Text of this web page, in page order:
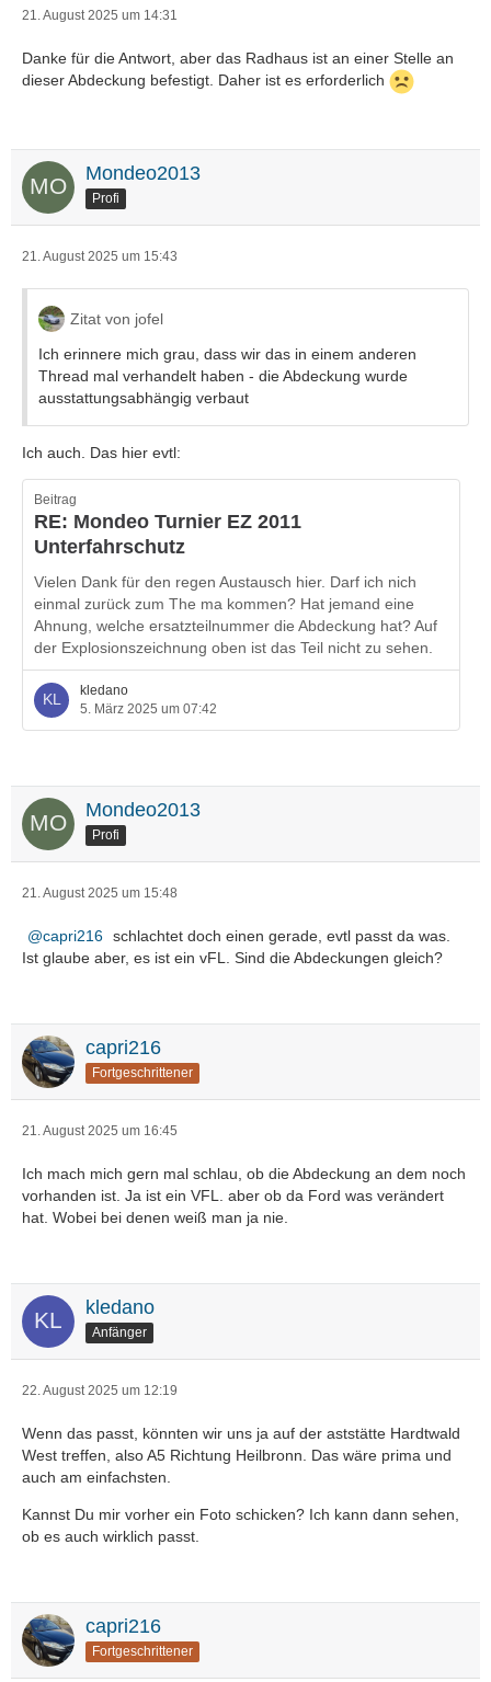
21. August 2025 um 14:31
Danke für die Antwort, aber das Radhaus ist an einer Stelle an
dieser Abdeckung befestigt. Daher ist es erforderlich
Mondeo2013
Profi
21. August 2025 um 15:43
Zitat von jofel
Ich erinnere mich grau, dass wir das in einem anderen
Thread mal verhandelt haben - die Abdeckung wurde
ausstattungsabhängig verbaut
Ich auch. Das hier evtl:
Beitrag
RE: Mondeo Turnier EZ 2011
Unterfahrschutz
Vielen Dank für den regen Austausch hier. Darf ich nich
einmal zurück zum The ma kommen? Hat jemand eine
Ahnung, welche ersatzteilnummer die Abdeckung hat? Auf
der Explosionszeichnung oben ist das Teil nicht zu sehen.
kledano
5. März 2025 um 07:42
Mondeo2013
Profi
21. August 2025 um 15:48
capri216 schlachtet doch einen gerade, evtl passt da was.
Ist glaube aber, es ist ein vFL. Sind die Abdeckungen gleich?
capri216
Fortgeschrittener
21. August 2025 um 16:45
Ich mach mich gern mal schlau, ob die Abdeckung an dem noch
vorhanden ist. Ja ist ein VFL. aber ob da Ford was verändert
hat. Wobei bei denen weiß man ja nie.
kledano
Anfänger
22. August 2025 um 12:19
Wenn das passt, könnten wir uns ja auf der aststätte Hardtwald
West treffen, also A5 Richtung Heilbronn. Das wäre prima und
auch am einfachsten.
Kannst Du mir vorher ein Foto schicken? Ich kann dann sehen,
ob es auch wirklich passt.
capri216
Fortgeschrittener